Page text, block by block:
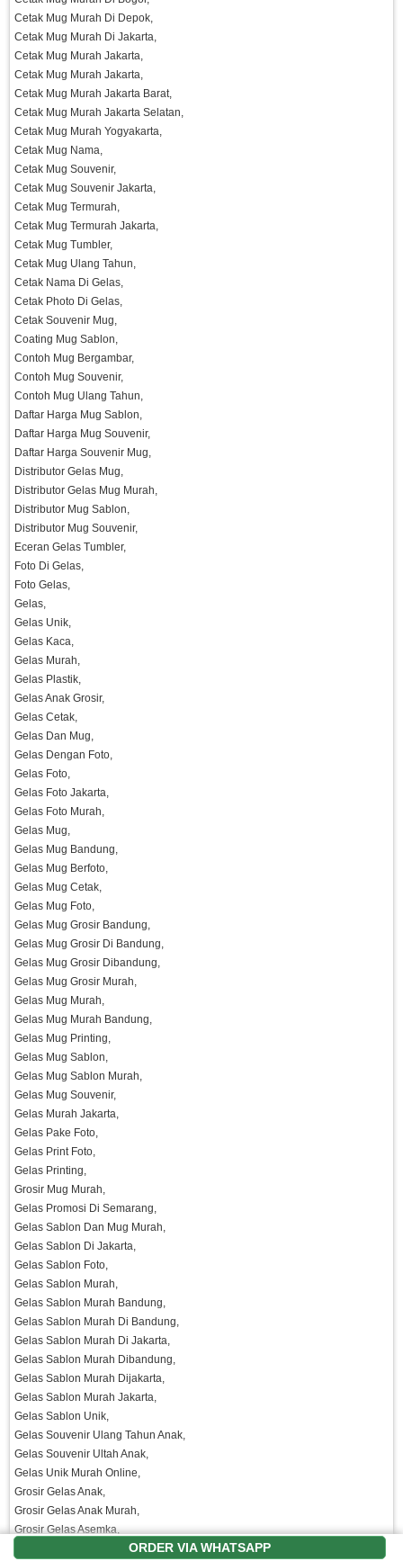
Cetak Mug Murah Di Depok,
Cetak Mug Murah Di Jakarta,
Cetak Mug Murah Jakarta,
Cetak Mug Murah Jakarta,
Cetak Mug Murah Jakarta Barat,
Cetak Mug Murah Jakarta Selatan,
Cetak Mug Murah Yogyakarta,
Cetak Mug Nama,
Cetak Mug Souvenir,
Cetak Mug Souvenir Jakarta,
Cetak Mug Termurah,
Cetak Mug Termurah Jakarta,
Cetak Mug Tumbler,
Cetak Mug Ulang Tahun,
Cetak Nama Di Gelas,
Cetak Photo Di Gelas,
Cetak Souvenir Mug,
Coating Mug Sablon,
Contoh Mug Bergambar,
Contoh Mug Souvenir,
Contoh Mug Ulang Tahun,
Daftar Harga Mug Sablon,
Daftar Harga Mug Souvenir,
Daftar Harga Souvenir Mug,
Distributor Gelas Mug,
Distributor Gelas Mug Murah,
Distributor Mug Sablon,
Distributor Mug Souvenir,
Eceran Gelas Tumbler,
Foto Di Gelas,
Foto Gelas,
Gelas,
Gelas Unik,
Gelas Kaca,
Gelas Murah,
Gelas Plastik,
Gelas Anak Grosir,
Gelas Cetak,
Gelas Dan Mug,
Gelas Dengan Foto,
Gelas Foto,
Gelas Foto Jakarta,
Gelas Foto Murah,
Gelas Mug,
Gelas Mug Bandung,
Gelas Mug Berfoto,
Gelas Mug Cetak,
Gelas Mug Foto,
Gelas Mug Grosir Bandung,
Gelas Mug Grosir Di Bandung,
Gelas Mug Grosir Dibandung,
Gelas Mug Grosir Murah,
Gelas Mug Murah,
Gelas Mug Murah Bandung,
Gelas Mug Printing,
Gelas Mug Sablon,
Gelas Mug Sablon Murah,
Gelas Mug Souvenir,
Gelas Murah Jakarta,
Gelas Pake Foto,
Gelas Print Foto,
Gelas Printing,
Grosir Mug Murah,
Gelas Promosi Di Semarang,
Gelas Sablon Dan Mug Murah,
Gelas Sablon Di Jakarta,
Gelas Sablon Foto,
Gelas Sablon Murah,
Gelas Sablon Murah Bandung,
Gelas Sablon Murah Di Bandung,
Gelas Sablon Murah Di Jakarta,
Gelas Sablon Murah Dibandung,
Gelas Sablon Murah Dijakarta,
Gelas Sablon Murah Jakarta,
Gelas Sablon Unik,
Gelas Souvenir Ulang Tahun Anak,
Gelas Souvenir Ultah Anak,
Gelas Unik Murah Online,
Grosir Gelas Anak,
Grosir Gelas Anak Murah,
Grosir Gelas Asemka,
ORDER VIA WHATSAPP